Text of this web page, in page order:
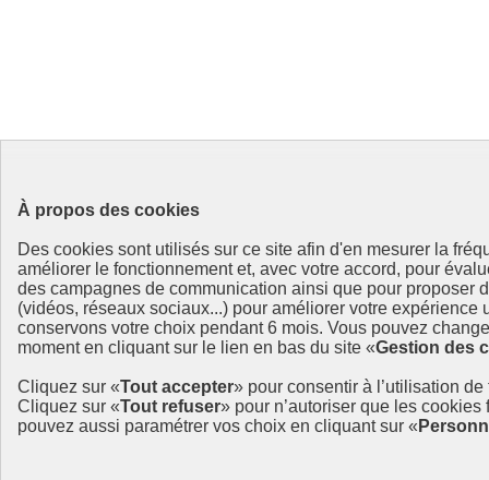
À propos des cookies
Des cookies sont utilisés sur ce site afin d'en mesurer la
améliorer le fonctionnement et, avec votre accord, pour
des campagnes de communication ainsi que pour proposer
(vidéos, réseaux sociaux...) pour améliorer votre expérience
conservons votre choix pendant 6 mois. Vous pouvez
moment en cliquant sur le lien en bas du site «Gestion des
Cliquez sur «Tout accepter» pour consentir à l’utilisation
Cliquez sur «Tout refuser» pour n’autoriser que les cookies
pouvez aussi paramétrer vos choix en cliquant sur «